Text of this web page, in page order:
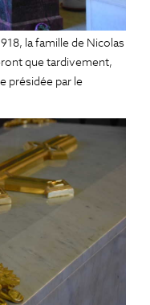
la famille de Nicolas
que tardivement,
présidée par le